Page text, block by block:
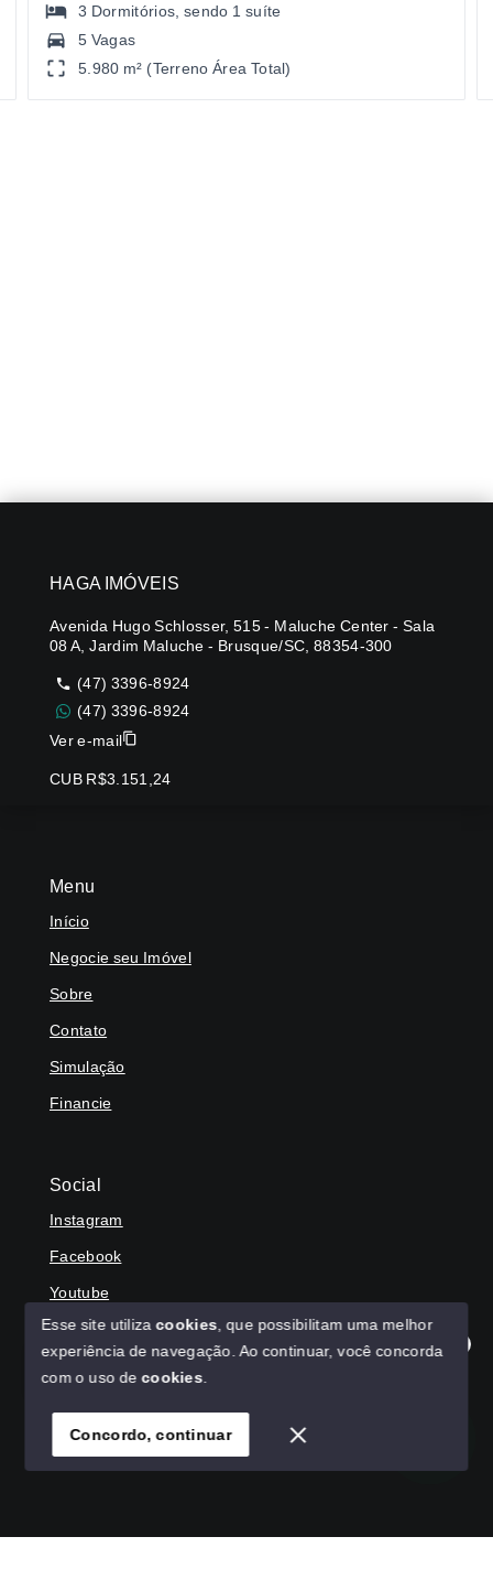
3 Dormitórios , sendo 1 suíte
5 Vagas
5.980 m² (Terreno Área Total)
Olá! Agradecemos seu contato, como podemos ajudar?
Menu
Início
Negocie seu Imóvel
Sobre
Contato
Simulação
Financie
Social
Instagram
Facebook
Youtube
© Copyright 2026 - HAGA IMÓVEIS - Todos os direitos
SITE PARA IMOBILIARIA
HAGA IMÓVEIS
Avenida Hugo Schlosser, 515 - Maluche Center - Sala
08 A, Jardim Maluche - Brusque/SC, 88354-300
(47) 3396-8924
(47) 3396-8924
Ver e-mail
CUB R$3.151,24
Esse site utilizacookies , que possibilitam uma melhor
experiência de navegação. Ao continuar, você concorda
com o uso decookies
Concordo, continuar